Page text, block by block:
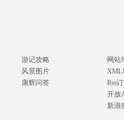
游记攻略
风景图片
康辉问答
网站
XML
Rss
开放
新浪